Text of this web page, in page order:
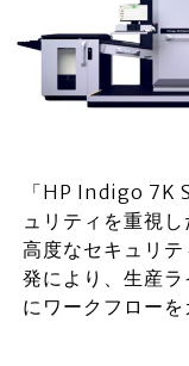
「HP Indigo 7K
ュリティを重視
高度なセキュリ
発により、生産
にワークフローを